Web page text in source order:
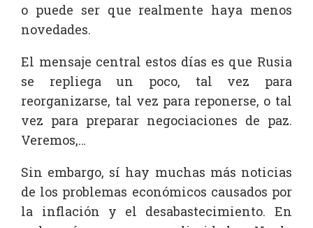
o puede ser que realmente haya menos
novedades.
El mensaje central estos días es que Rusia
se repliega un poco, tal vez para
reorganizarse, tal vez para reponerse, o tal
vez para preparar negociaciones de paz.
Veremos,…
Sin embargo, sí hay muchas más noticias
de los problemas económicos causados por
la inflación y el desabastecimiento. En